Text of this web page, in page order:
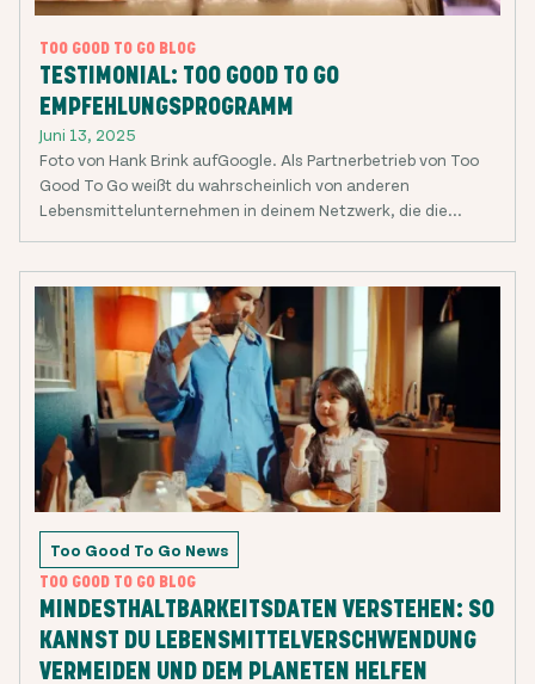
TOO GOOD TO GO BLOG
TESTIMONIAL: TOO GOOD TO GO
EMPFEHLUNGSPROGRAMM
Juni 13, 2025
Foto von Hank Brink aufGoogle. Als Partnerbetrieb von Too
Good To Go weißt du wahrscheinlich von anderen
Lebensmittelunternehmen in deinem Netzwerk, die die...
Too Good To Go News
TOO GOOD TO GO BLOG
MINDESTHALTBARKEITSDATEN VERSTEHEN: SO
KANNST DU LEBENSMITTELVERSCHWENDUNG
VERMEIDEN UND DEM PLANETEN HELFEN